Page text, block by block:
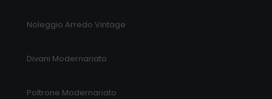
Noleggio Arredo Vintage
Divani Modernariato
Poltrone Modernariato